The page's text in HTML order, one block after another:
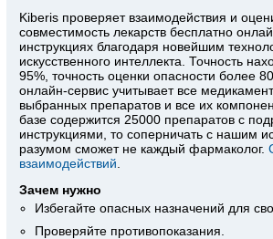
Kiberis проверяет взаимодействия и
совместимость лекарств бесплатно
инструкциях благодаря новейшим
искусственного интеллекта. Точность
95%, точность оценки опасности более
онлайн-сервис учитывает все
выбранных препаратов и все их
базе содержится 25000 препаратов с
инструкциями, то соперничать с нашим
разумом сможет не каждый фармаколог.
взаимодействий
Зачем нужно
Избегайте опасных назначений для
Проверяйте противопоказания.